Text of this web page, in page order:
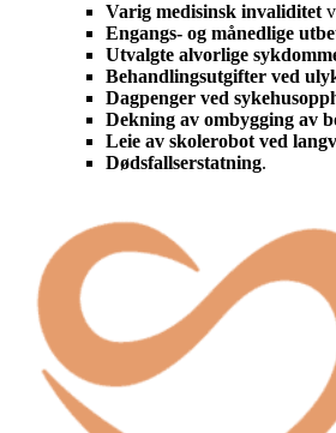
Varig medisinsk invaliditet
Engangs- og månedlige
Utvalgte alvorlige
Behandlingsutgifter ved
Dagpenger ved
Dekning av ombygging av
Leie av skolerobot ved
Dødsfallserstatning.